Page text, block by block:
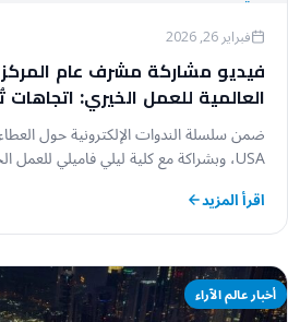
فبراير 26, 2026
فيديو مشاركة مشرف عام المركز
العالمية للعمل الخيري: اتجاهات
للحدود في عام 2026
USA، وبشراكة مع كلية ليلي فاميلي للعمل الخيري – جامعة…
اقرأ المزيد
أخبار عالم الآراء